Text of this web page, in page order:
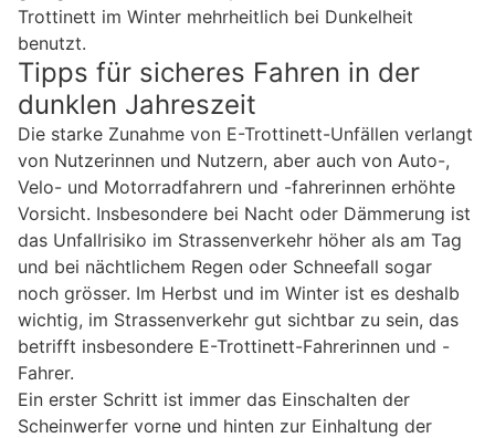
Trottinett im Winter mehrheitlich bei Dunkelheit
benutzt.
Tipps für sicheres Fahren in der
dunklen Jahreszeit
Die starke Zunahme von E-Trottinett-Unfällen verlangt
von Nutzerinnen und Nutzern, aber auch von Auto-,
Velo- und Motorradfahrern und -fahrerinnen erhöhte
Vorsicht. Insbesondere bei Nacht oder Dämmerung ist
das Unfallrisiko im Strassenverkehr höher als am Tag
und bei nächtlichem Regen oder Schneefall sogar
noch grösser. Im Herbst und im Winter ist es deshalb
wichtig, im Strassenverkehr gut sichtbar zu sein, das
betrifft insbesondere E-Trottinett-Fahrerinnen und -
Fahrer.
Ein erster Schritt ist immer das Einschalten der
Scheinwerfer vorne und hinten zur Einhaltung der